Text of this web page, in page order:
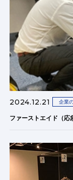
2024.12.21 企業
ファーストエイド（応